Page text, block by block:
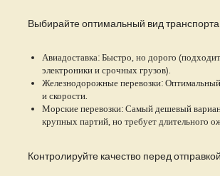
Выбирайте оптимальный вид транспорта
Авиадоставка: Быстро, но дорого
электроники и срочных грузов).
Железнодорожные перевозки:
и скорости.
Морские перевозки: Самый дешевый
крупных партий, но требует длительного
Контролируйте качество перед отправкой